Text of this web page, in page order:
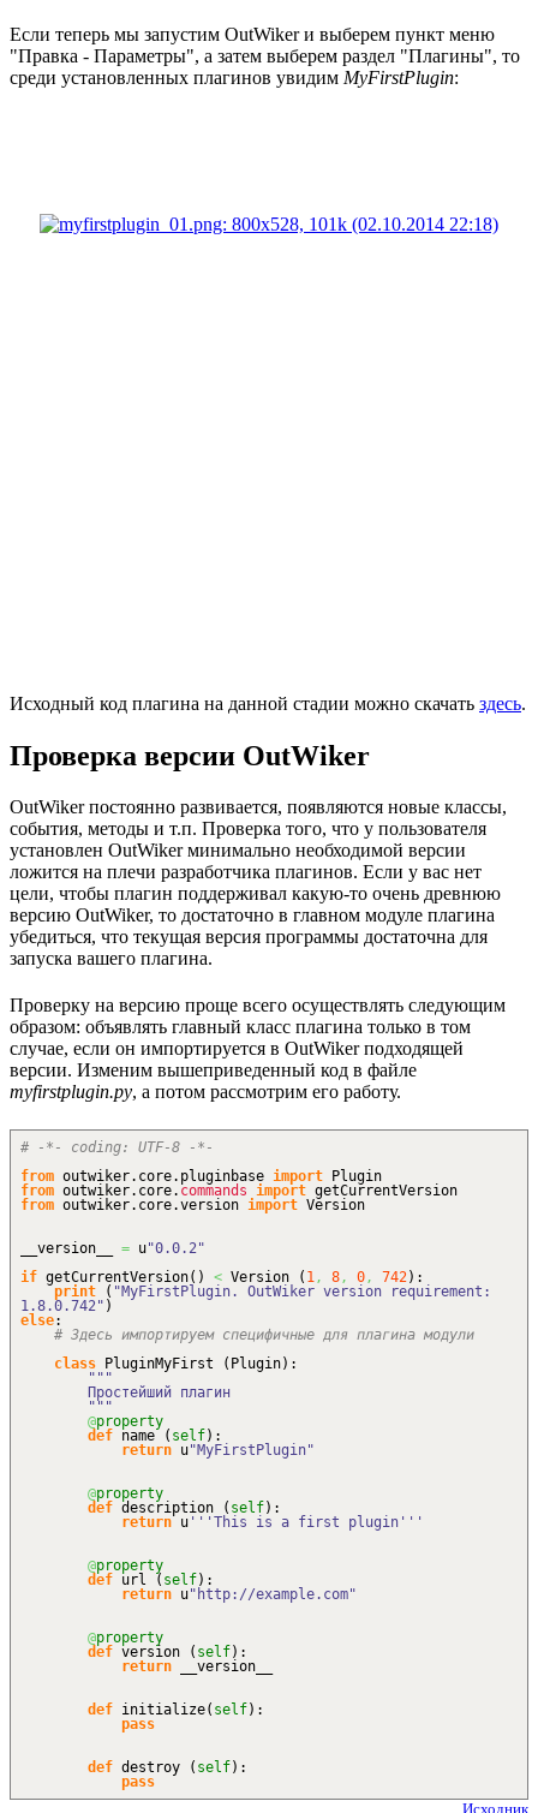
Если теперь мы запустим OutWiker и выберем пункт меню
"Правка - Параметры", а затем выберем раздел "Плагины", то
среди установленных плагинов увидим MyFirstPlugin:
Исходный код плагина на данной стадии можно скачать здесь.
Проверка версии OutWiker
OutWiker постоянно развивается, появляются новые классы,
события, методы и т.п. Проверка того, что у пользователя
установлен OutWiker минимально необходимой версии
ложится на плечи разработчика плагинов. Если у вас нет
цели, чтобы плагин поддерживал какую-то очень древнюю
версию OutWiker, то достаточно в главном модуле плагина
убедиться, что текущая версия программы достаточна для
запуска вашего плагина.
Проверку на версию проще всего осуществлять следующим
образом: объявлять главный класс плагина только в том
случае, если он импортируется в OutWiker подходящей
версии. Изменим вышеприведенный код в файле
myfirstplugin.py, а потом рассмотрим его работу.
# -*- coding: UTF-8 -*-
from outwiker. core. pluginbase import Plugin
from outwiker. core. commands import getCurrentVersion
from outwiker. core.version import Version
__version__ = u"0.0.2"
if getCurrentVersion( ) < Version ( 1 , 8 , 0 , 742) :
print
( "MyFirstPlugin. OutWiker version requirement:
1.8.0.742" )
else:
# Здесь импортируем специфичные для плагина модули
class PluginMyFirst ( Plugin) :
"""
Простейший плагин
"""
@property
def name ( self) :
return u"MyFirstPlugin"
@property
def description ( self) :
returnu '''This is a first plugin'''
@property
def url ( self) :
return u"http://example.com"
@property
def version ( self) :
return __version__
def initialize( self) :
pass
def destroy ( self) :
pass
Исходник